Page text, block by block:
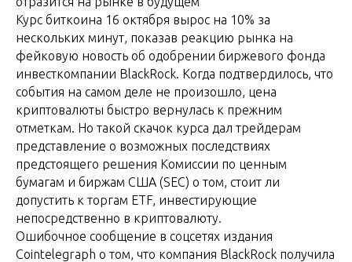
Курс биткоина 16 октября вырос на 10% за
нескольких минут, показав реакцию рынка на
фейковую новость об одобрении биржевого фонда
инвесткомпании BlackRock. Когда подтвердилось, что
события на самом деле не произошло, цена
криптовалюты быстро вернулась к прежним
отметкам. Но такой скачок курса дал трейдерам
представление о возможных последствиях
предстоящего решения Комиссии по ценным
бумагам и биржам США (SEC) о том, стоит ли
допустить к торгам ETF, инвестирующие
непосредственно в криптовалюту.
Ошибочное сообщение в соцсетях издания
Cointelegraph о том, что компания BlackRock получила